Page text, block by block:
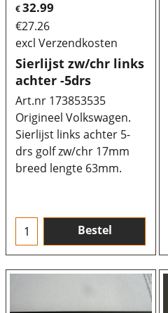
€32.99
€27.26
excl Verzendkosten
Sierlijst zw/chr links
achter -5drs
Art.nr 173853535
Origineel Volkswagen.
Sierlijst links achter 5-
drs golf zw/chr 17mm
breed lengte 63mm.
Bestel